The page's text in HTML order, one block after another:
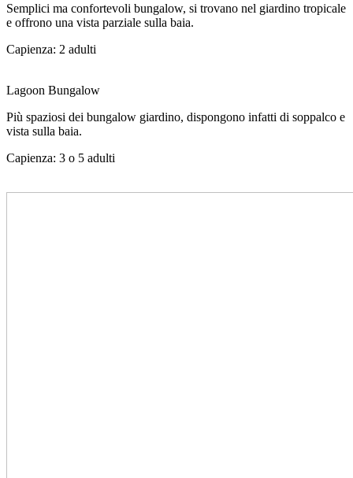
Semplici ma confortevoli bungalow, si trovano nel giardino tropicale
e offrono una vista parziale sulla baia.
Capienza: 2 adulti
Lagoon Bungalow
Più spaziosi dei bungalow giardino, dispongono infatti di soppalco e
vista sulla baia.
Capienza: 3 o 5 adulti